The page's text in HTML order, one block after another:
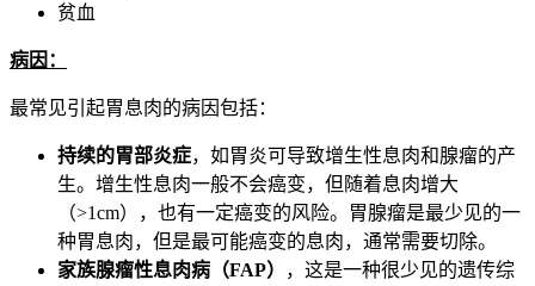
贫血
病因：
最常见引起胃息肉的病因包括：
持续的胃部炎症，如胃炎可导致增生性息肉和腺瘤的产
生。增生性息肉一般不会癌变，但随着息肉增大
（>1cm），也有一定癌变的风险。胃腺瘤是最少见的一
种胃息肉，但是最可能癌变的息肉，通常需要切除。
家族腺瘤性息肉病（FAP）
，这是一种很少见的遗传综